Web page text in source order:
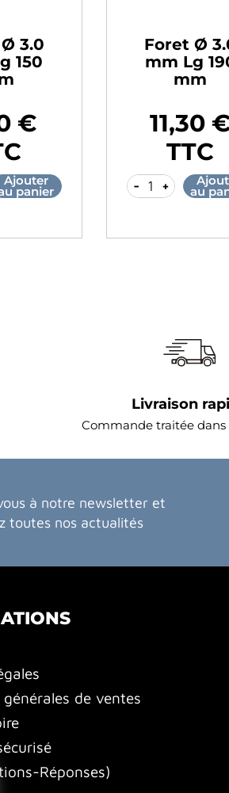
3.0
150
€
Ajouter
panier
Foret Ø
mm Lg
mm
11,30
TTC
- + au
Livraison
Commande traitée dans
à notre newsletter et
toutes nos actualités
de ventes
Réponses)